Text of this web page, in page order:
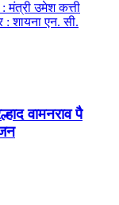
: मंत्री उमेश कत्ती
: शायना एन. सी.
वामनराव पै